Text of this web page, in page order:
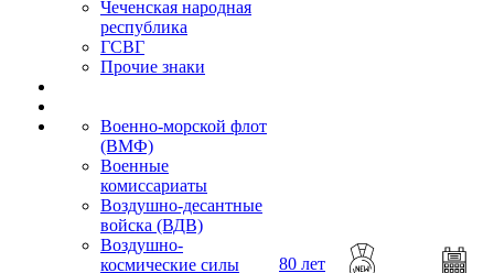
Чеченская народная
республика
ГСВГ
Прочие знаки
Военно-морской флот
(ВМФ)
Военные
комиссариаты
Воздушно-десантные
войска (ВДВ)
Воздушно-
космические силы
80 лет